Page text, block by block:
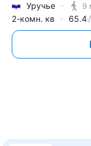
Уручье
9
2-комн. кв 65.4